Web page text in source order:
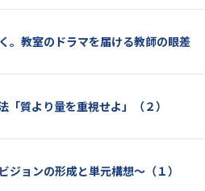
。教室のドラマを届ける教師の眼差
質より量を重視せよ」（２）
ジョンの形成と単元構想～（１）